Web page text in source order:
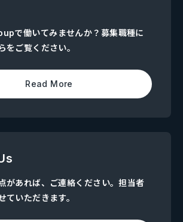
で働いてみませんか？募集職種に
をご覧ください。
Read More
があれば、ご連絡ください。担当者
ていただきます。